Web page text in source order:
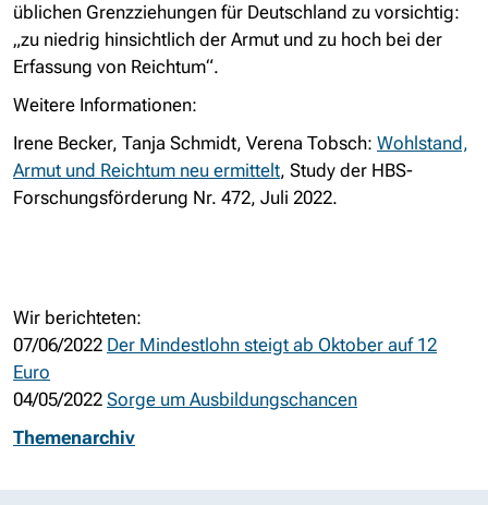
üblichen Grenzziehungen für Deutschland zu vorsichtig:
„zu niedrig hinsichtlich der Armut und zu hoch bei der
Erfassung von Reichtum“.
Weitere Informationen:
Irene Becker, Tanja Schmidt, Verena Tobsch: Wohlstand,
Armut und Reichtum neu ermittelt, Study der HBS-
Forschungsförderung Nr. 472, Juli 2022.
Wir berichteten:
07/06/2022 Der Mindestlohn steigt ab Oktober auf 12
Euro
04/05/2022 Sorge um Ausbildungschancen
Themenarchiv